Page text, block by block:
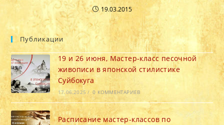
19.03.2015
Публикации
19 и 26 июня, Мастер-класс песочной
живописи в японской стилистике
Суйбокуга
17.06.2025 / 0 КОММЕНТАРИЕВ
Расписание мастер-классов по